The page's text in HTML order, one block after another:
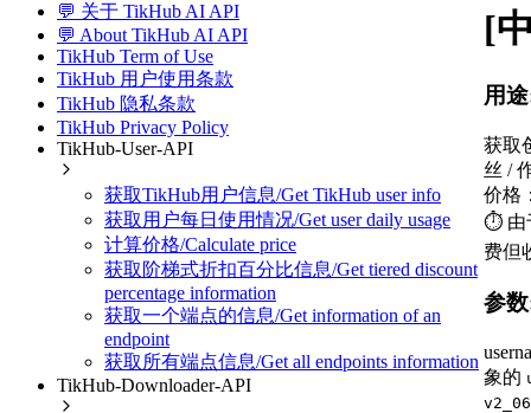
💬 关于 TikHub AI API
💬 About TikHub AI API
TikHub Term of Use
TikHub 用户使用条款
TikHub 隐私条款
TikHub Privacy Policy
TikHub-User-API
获取TikHub用户信息/Get TikHub user info
获取用户每日使用情况/Get user daily usage
计算价格/Calculate price
获取阶梯式折扣百分比信息/Get tiered discount
percentage information
获取一个端点的信息/Get information of an
endpoint
获取所有端点信息/Get all endpoints information
TikHub-Downloader-API
[
用
获取
丝 /
价格
⏱️ 由
费但
参
象的